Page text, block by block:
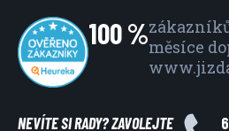
100 %měsíce
NEVÍTE SI RADY? ZAVOLEJTE